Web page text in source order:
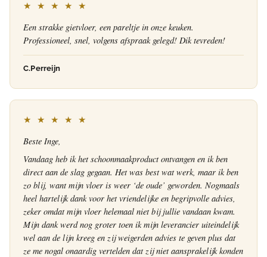
★ ★ ★ ★ ★
Een strakke gietvloer, een pareltje in onze keuken.
Professioneel, snel, volgens afspraak gelegd! Dik tevreden!
C.Perreijn
★ ★ ★ ★ ★
Beste Inge,
Vandaag heb ik het schoonmaakproduct ontvangen en ik ben
direct aan de slag gegaan. Het was best wat werk, maar ik ben
zo blij, want mijn vloer is weer ‘de oude’ geworden. Nogmaals
heel hartelijk dank voor het vriendelijke en begripvolle advies,
zeker omdat mijn vloer helemaal niet bij jullie vandaan kwam.
Mijn dank werd nog groter toen ik mijn leverancier uiteindelijk
wel aan de lijn kreeg en zij weigerden advies te geven plus dat
ze me nogal onaardig vertelden dat zij niet aansprakelijk konden